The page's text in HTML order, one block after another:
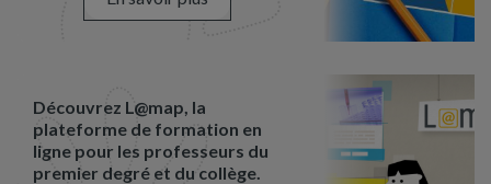
Découvrez L@map, la
plateforme de formation en
ligne pour les professeurs du
premier degré et du collège.